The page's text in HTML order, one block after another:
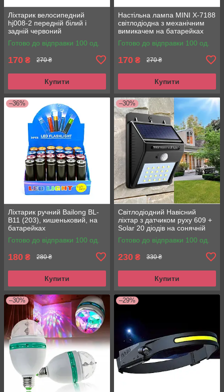
Ліхтарик велосипедний
hj008-2 передній білий і
задній червоний
Готово до відправки 100 од.
170 ₴ 270 ₴
Купити
Настільна лампа MINI X-7188
світлодіодна з механічним
вимикачем на батарейках
Готово до відправки 100 од.
170 ₴ 270 ₴
Купити
–36%
Ліхтарик ручний Bailong BL-
B11 (203), кишеньковий, на
батарейках
Готово до відправки 100 од.
180 ₴ 280 ₴
Купити
–30%
Світлодіодний Навісний
ліхтар з датчиком руху 609 +
Solar 20 діодів на сонячній
батареї
Готово до відправки 100 од.
230 ₴ 330 ₴
Купити
–30% –29%